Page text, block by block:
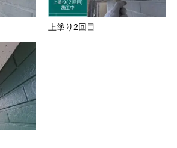
上塗り2回目